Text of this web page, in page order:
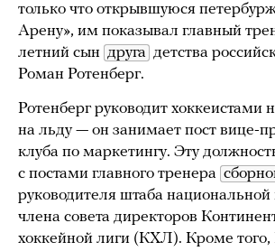
только что открывшуюся
Арену», им показывал главный
летний сын друга детства
Роман Ротенберг.
Ротенберг руководит хоккеистами
на льду — он занимает пост вице-
клуба по маркетингу. Эту
с постами главного тренера
руководителя штаба
члена совета директоров
хоккейной лиги (КХЛ). Кроме того,